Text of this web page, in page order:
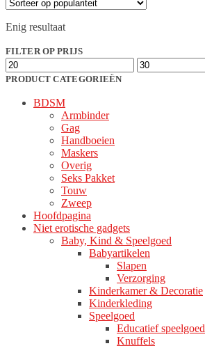
Enig resultaat
FILTER OP PRIJS
Min.
prijs
Max.
prijs
PRODUCT CATEGORIEËN
BDSM
Armbinder
Gag
Handboeien
Maskers
Overig
Seks Pakket
Touw
Zweep
Hoofdpagina
Niet erotische gadgets
Baby, Kind & Speelgoed
Babyartikelen
Slapen
Verzorging
Kinderkamer & Decoratie
Kinderkleding
Speelgoed
Educatief speelgoed
Knuffels